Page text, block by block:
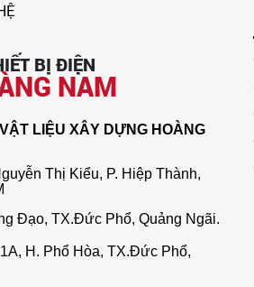
BỊ ĐIỆN
NAM
LIỆU XÂY DỰNG HOÀNG
Thị Kiểu, P. Hiệp Thành,
Đạo, TX.Đức Phổ, Quảng Ngãi.
H. Phổ Hòa, TX.Đức Phổ,